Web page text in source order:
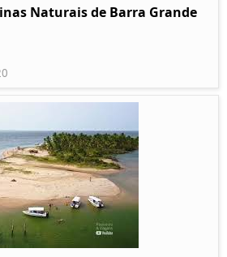
Naturais de Barra Grande